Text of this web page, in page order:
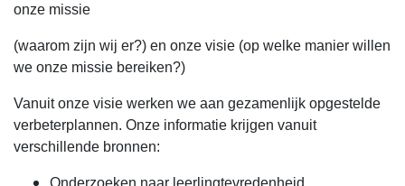
onze missie
(waarom zijn wij er?) en onze visie (op welke manier willen
we onze missie bereiken?)
Vanuit onze visie werken we aan gezamenlijk opgestelde
verbeterplannen. Onze informatie krijgen vanuit
verschillende bronnen:
Onderzoeken naar leerlingtevredenheid